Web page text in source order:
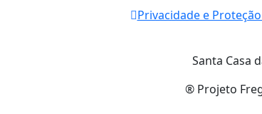
Privacidade e
Santa Casa
® Projeto